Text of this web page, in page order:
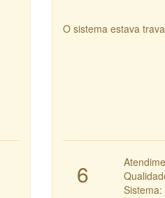
O sistema estava
6
Sistema: